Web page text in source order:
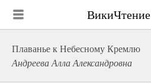
ВикиЧтение
Плаванье к Небесному Кремлю
Андреева Алла Александровна